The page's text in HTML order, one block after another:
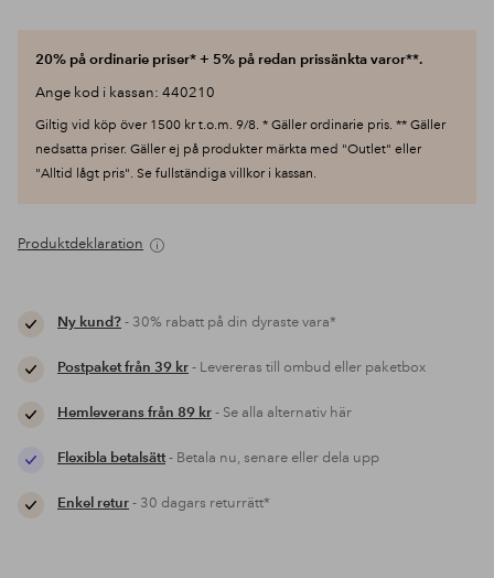
20% på ordinarie priser* + 5% på redan prissänkta varor**.
Ange kod i kassan: 440210
Giltig vid köp över 1500 kr t.o.m. 9/8. * Gäller ordinarie pris. ** Gäller
nedsatta priser. Gäller ej på produkter märkta med "Outlet" eller
"Alltid lågt pris". Se fullständiga villkor i kassan.
Produktdeklaration
Ny kund?- 30% rabatt på din dyraste vara*
Postpaket från 39 kr- Levereras till ombud eller paketbox
Hemleverans från 89 kr- Se alla alternativ här
Flexibla betalsätt- Betala nu, senare eller dela upp
Enkel retur- 30 dagars returrätt*